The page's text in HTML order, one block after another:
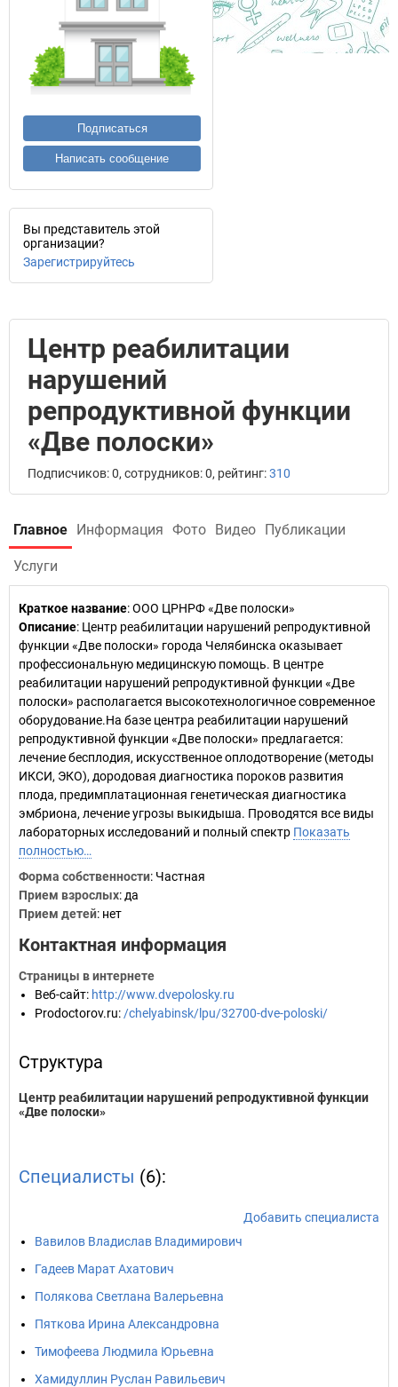
Подписаться
Написать сообщение
Вы представитель этой
организации?
Зарегистрируйтесь
Центр реабилитации
нарушений
репродуктивной функции
«Две полоски»
Подписчиков: 0, сотрудников: 0, рейтинг:310
Главное Информация Фото Видео Публикации
Услуги
Краткое название:ООО ЦРНРФ «Две полоски»
Описание: Центр реабилитации нарушений репродуктивной
функции «Две полоски» города Челябинска оказывает
профессиональную медицинскую помощь. В центре
реабилитации нарушений репродуктивной функции «Две
полоски» располагается высокотехнологичное современное
оборудование.На базе центра реабилитации нарушений
репродуктивной функции «Две полоски» предлагается:
лечение бесплодия, искусственное оплодотворение (методы
ИКСИ, ЭКО), дородовая диагностика пороков развития
плода, предимплатационная генетическая диагностика
эмбриона, лечение угрозы выкидыша. Проводятся все виды
лабораторных исследований и полный спектр Показать
полностью…
Форма собственности: Частная
Прием взрослых: да
Прием детей: нет
Контактная информация
Страницы в интернете
Веб-сайт: http://www.dvepolosky.ru
Prodoctorov.ru: /chelyabinsk/lpu/32700-dve-poloski/
Структура
Центр реабилитации нарушений репродуктивной функции
«Две полоски»
Специалисты (6):
Добавить специалиста
Вавилов Владислав Владимирович
Гадеев Марат Ахатович
Полякова Светлана Валерьевна
Пяткова Ирина Александровна
Тимофеева Людмила Юрьевна
Хамидуллин Руслан Равильевич